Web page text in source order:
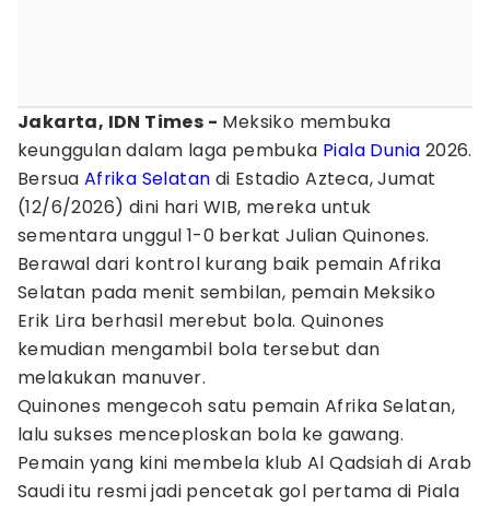
Jakarta, IDN Times - Meksiko membuka
keunggulan dalam laga pembuka Piala Dunia 2026.
Bersua Afrika Selatan di Estadio Azteca, Jumat
(12/6/2026) dini hari WIB, mereka untuk
sementara unggul 1-0 berkat Julian Quinones.
Berawal dari kontrol kurang baik pemain Afrika
Selatan pada menit sembilan, pemain Meksiko
Erik Lira berhasil merebut bola. Quinones
kemudian mengambil bola tersebut dan
melakukan manuver.
Quinones mengecoh satu pemain Afrika Selatan,
lalu sukses menceploskan bola ke gawang.
Pemain yang kini membela klub Al Qadsiah di Arab
Saudi itu resmi jadi pencetak gol pertama di Piala